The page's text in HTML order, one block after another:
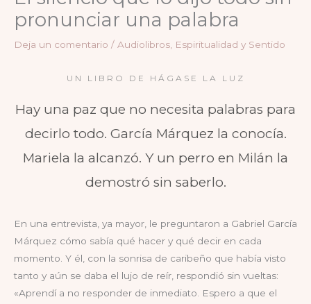
pronunciar una palabra
Deja un comentario / Audiolibros, Espiritualidad y Sentido
UN LIBRO DE HÁGASE LA LUZ
Hay una paz que no necesita palabras para
decirlo todo. García Márquez la conocía.
Mariela la alcanzó. Y un perro en Milán la
demostró sin saberlo.
En una entrevista, ya mayor, le preguntaron a Gabriel García
Márquez cómo sabía qué hacer y qué decir en cada
momento. Y él, con la sonrisa de caribeño que había visto
tanto y aún se daba el lujo de reír, respondió sin vueltas:
«Aprendí a no responder de inmediato. Espero a que el